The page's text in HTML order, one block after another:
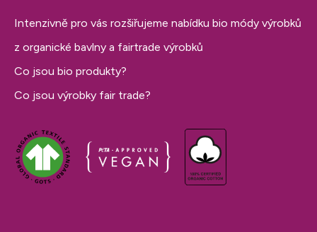
Intenzivně pro vás rozšiřujeme nabídku bio módy výrobků
z organické bavlny a fairtrade výrobků
Co jsou bio produkty?
Co jsou výrobky fair trade?